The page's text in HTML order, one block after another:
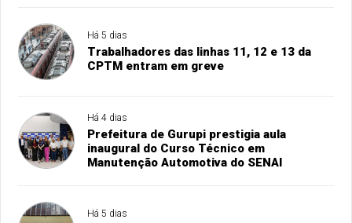
Há 5 dias
Trabalhadores das linhas 11, 12 e 13 da
CPTM entram em greve
Há 4 dias
Prefeitura de Gurupi prestigia aula
inaugural do Curso Técnico em
Manutenção Automotiva do SENAI
Há 5 dias